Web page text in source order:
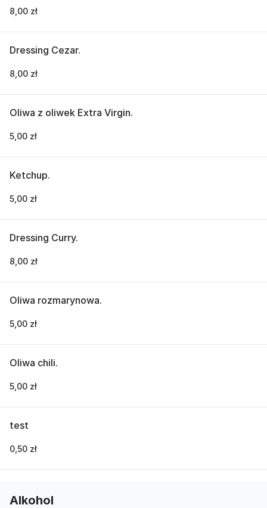
8,00 zł
Dressing Cezar.
8,00 zł
Oliwa z oliwek Extra Virgin.
5,00 zł
Ketchup.
5,00 zł
Dressing Curry.
8,00 zł
Oliwa rozmarynowa.
5,00 zł
Oliwa chili.
5,00 zł
test
0,50 zł
Alkohol